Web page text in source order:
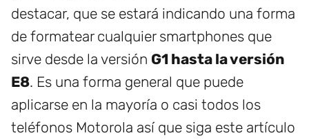
destacar, que se estará indicando una forma
de formatear cualquier smartphones que
sirve desde la versión G1 hasta la versión
E8. Es una forma general que puede
aplicarse en la mayoría o casi todos los
teléfonos Motorola así que siga este artículo